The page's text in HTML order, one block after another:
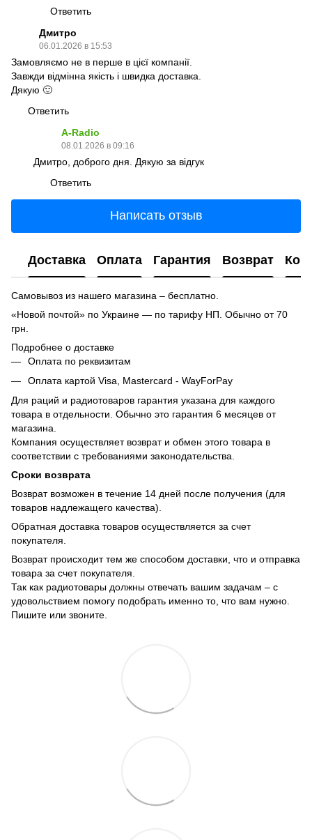
Ответить
Дмитро
06.01.2026 в 15:53
Замовляємо не в перше в цієї компанії.
Завжди відмінна якість і швидка доставка.
Дякую 🙂
Ответить
A-Radio
08.01.2026 в 09:16
Дмитро, доброго дня. Дякую за відгук
Ответить
Написать отзыв
Доставка Оплата Гарантия Возврат
Самовывоз из нашего магазина – бесплатно.
«Новой почтой» по Украине — по тарифу НП. Обычно от 70
грн.
Подробнее о доставке
Оплата по реквизитам
Оплата картой Visa, Mastercard - WayForPay
Для раций и радиотоваров гарантия указана для каждого
товара в отдельности. Обычно это гарантия 6 месяцев от
магазина.
Компания осуществляет возврат и обмен этого товара в
соответствии с требованиями законодательства.
Сроки возврата
Возврат возможен в течение 14 дней после получения (для
товаров надлежащего качества).
Обратная доставка товаров осуществляется за счет
покупателя.
Возврат происходит тем же способом доставки, что и отправка
товара за счет покупателя.
Так как радиотовары должны отвечать вашим задачам – с
удовольствием помогу подобрать именно то, что вам нужно.
Пишите или звоните.